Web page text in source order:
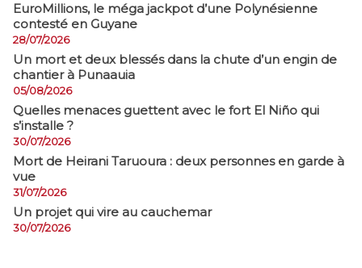
EuroMillions, ​le méga jackpot d’une Polynésienne
contesté en Guyane
28/07/2026
​Un mort et deux blessés dans la chute d’un engin de
chantier à Punaauia
05/08/2026
Quelles menaces guettent avec le fort El Niño qui
s’installe ?
30/07/2026
Mort de Heirani Taruoura : deux personnes en garde à
vue
31/07/2026
Un projet qui vire au cauchemar
30/07/2026